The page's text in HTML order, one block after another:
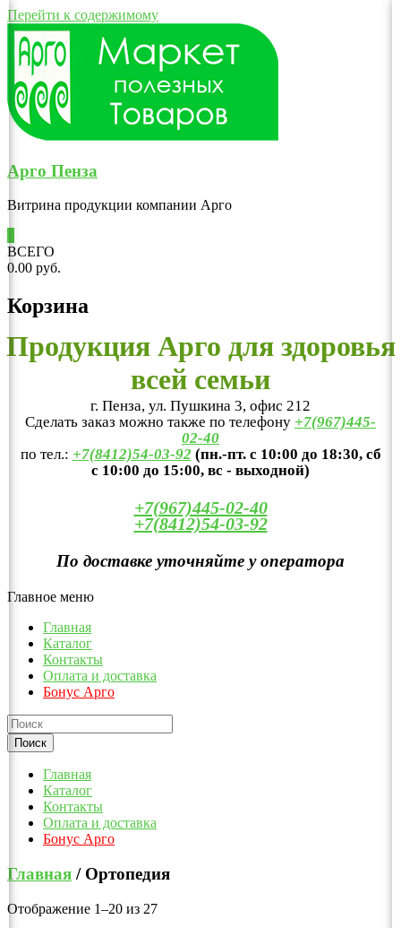
Перейти к содержимому
Арго Пенза
Витрина продукции компании Арго
ВСЕГО
0.00 руб.
Корзина
Продукция Арго для здоровья
всей семьи
г. Пенза, ул. Пушкина 3, офис 212
Сделать заказ можно также по телефону +7(967)445-
02-40
по тел.: +7(8412)54-03-92 (пн.-пт. с 10:00 до 18:30, сб
с 10:00 до 15:00, вс - выходной)
+7(967)445-02-40
+7(8412)54-03-92
По доставке уточняйте у оператора
Главное меню
Главная
Каталог
Контакты
Оплата и доставка
Бонус Арго
Главная
Каталог
Контакты
Оплата и доставка
Бонус Арго
Главная / Ортопедия
Отображение 1–20 из 27